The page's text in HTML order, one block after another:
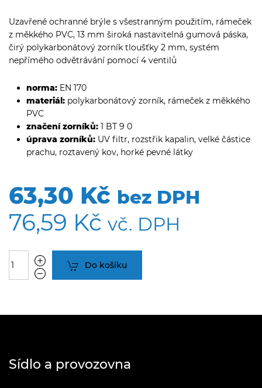
Uzavřené ochranné brýle s všestranným použitím, rámeček
z měkkého PVC, 13 mm široká nastavitelná gumová páska,
čirý polykarbonátový zorník tloušťky 2 mm, systém
nepřímého odvětrávání pomocí 4 ventilů
norma: EN 170
materiál: polykarbonátový zorník, rámeček z měkkého
PVC
značení zorníků: 1 BT 9 0
úprava zorníků: UV filtr, rozstřik kapalin, velké částice
prachu, roztavený kov, horké pevné látky
63,30 Kč bez DPH
76,59 Kč vč. DPH
Do košíku
Sídlo a provozovna